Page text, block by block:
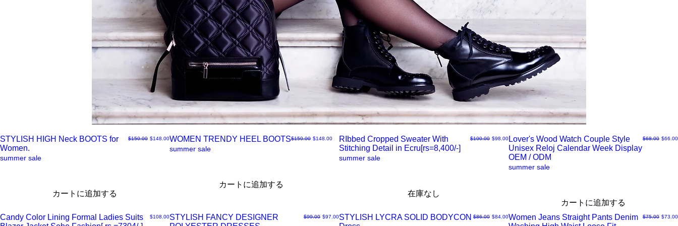
ク
ク
STYLISH HIGH Neck BOOTS for
Women.
通常価格
$150.00 セール価格
$148.00
summer sale
カートに追加する
ク
ク
WOMEN TRENDY HEEL BOOTS通常価格
$150.00 セール価格
$148.00
summer sale
カートに追加する
ク
ク
RIbbed Cropped Sweater With
Stitching Detail in Ecru[rs=8,400/-]
通常価格
$100.00 セール価格
$98.00
summer sale
在庫なし
ク
Lover's Wood Watch Couple Style
Unisex Reloj Calendar Week Display
OEM / ODM
通常価格
$68.00 セール
$66.00
summer sale
カートに追加する
Candy Color Lining Formal Ladies Suits
価格
$108.00STYLISH FANCY DESIGNER
通常価格
$99.00 セール価格
$97.00STYLISH LYCRA SOLID BODYCON 通常価格
$86.00 セール価格
$84.00Women Jeans Straight Pants Denim
通常価格
$75.00 セール
$73.00